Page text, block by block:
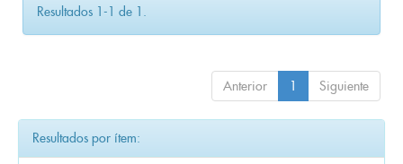
Resultados 1-1 de 1.
Anterior 1 Siguiente
Resultados por ítem: